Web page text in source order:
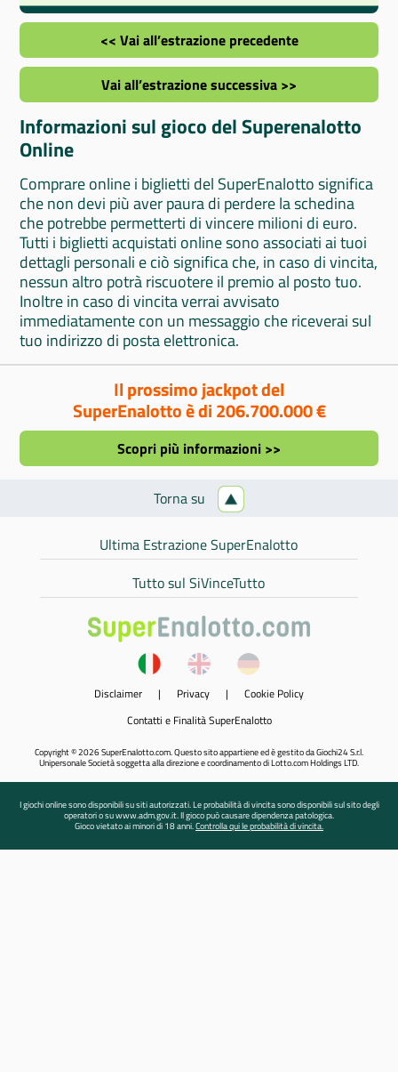
<< Vai all’estrazione precedente
Vai all’estrazione successiva >>
Informazioni sul gioco del Superenalotto
Online
Comprare online i biglietti del SuperEnalotto significa
che non devi più aver paura di perdere la schedina
che potrebbe permetterti di vincere milioni di euro.
Tutti i biglietti acquistati online sono associati ai tuoi
dettagli personali e ciò significa che, in caso di vincita,
nessun altro potrà riscuotere il premio al posto tuo.
Inoltre in caso di vincita verrai avvisato
immediatamente con un messaggio che riceverai sul
tuo indirizzo di posta elettronica.
Il prossimo jackpot del
SuperEnalotto è di 206.700.000 €
Scopri più informazioni >>
Torna su
Ultima Estrazione SuperEnalotto
Tutto sul SiVinceTutto
Disclaimer | Privacy | Cookie Policy
Contatti e Finalità SuperEnalotto
Copyright © 2026 SuperEnalotto.com. Questo sito appartiene ed è gestito da Giochi24 S.r.l.
Unipersonale Società soggetta alla direzione e coordinamento di Lotto.com Holdings LTD.
I giochi online sono disponibili su siti autorizzati. Le probabilità di vincita sono disponibili sul sito degli
operatori o su www.adm.gov.it. Il gioco può causare dipendenza patologica.
Gioco vietato ai minori di 18 anni.Controlla qui le probabilità di vincita.